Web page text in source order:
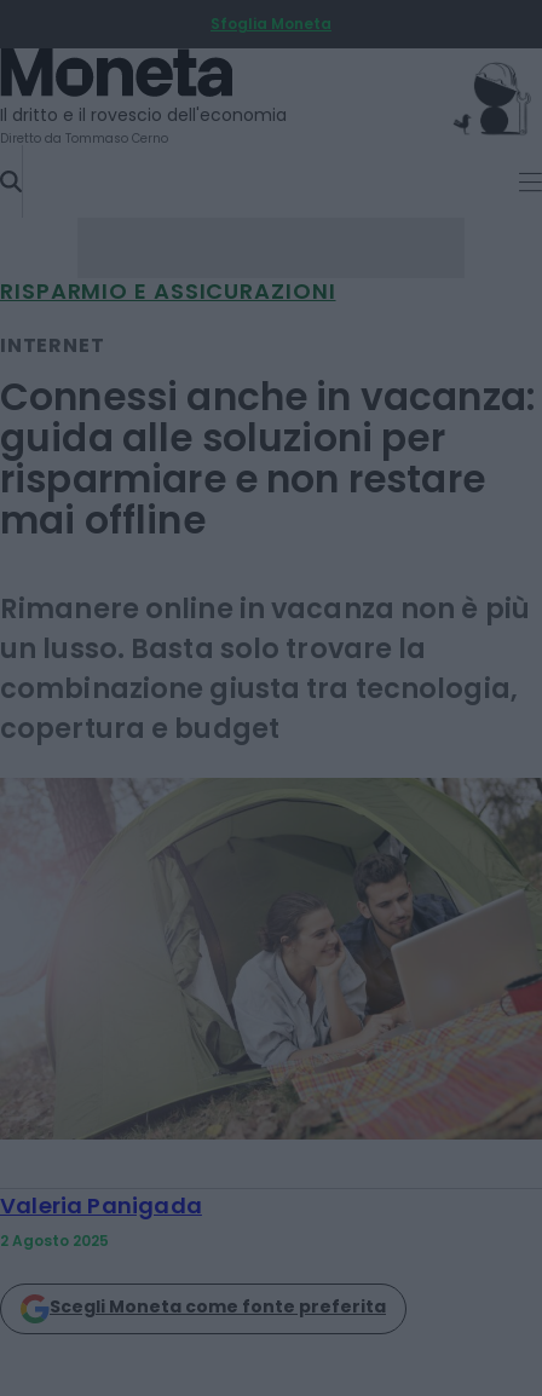
TO
CONTENT
Sfoglia Moneta
Moneta
Il dritto e il rovescio dell'economia
Diretto da Tommaso Cerno
RISPARMIO E ASSICURAZIONI
INTERNET
Connessi anche in vacanza:
guida alle soluzioni per
risparmiare e non restare
mai offline
Rimanere online in vacanza non è più
un lusso. Basta solo trovare la
combinazione giusta tra tecnologia,
copertura e budget
Valeria Panigada
2 Agosto 2025
Scegli Moneta come fonte preferita